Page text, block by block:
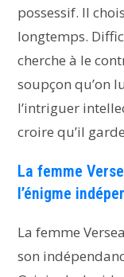
possessif. Il
longtemps.
cherche à le
soupçon qu’on
l’intriguer
croire qu’il
La femme
l’énigme
La femme
son